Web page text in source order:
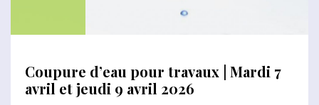
Coupure d’eau pour travaux | Mardi 7
avril et jeudi 9 avril 2026